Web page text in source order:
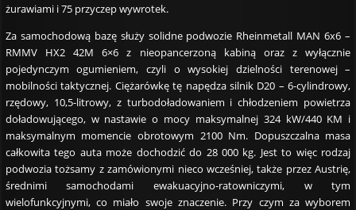
żurawiami i 75 przyczep wywrotek.
Za samochodową bazę służy solidne podwozie Rheinmetall MAN 6x6 –
RMMV HX2 42M 6×6 z nieopancerzoną kabiną oraz z wyłącznie
pojedynczym ogumieniem, czyli o wysokiej dzielności terenowej –
mobilności taktycznej. Ciężarówkę tę napędza silnik D20 – 6-cylindrowy,
rzędowy, 10,5-litrowy, z turbodoładowaniem i chłodzeniem powietrza
doładowującego, w nastawie o mocy maksymalnej 324 kW/440 KM i
maksymalnym momencie obrotowym 2100 Nm. Dopuszczalna masa
całkowita tego auta może dochodzić do 28 000 kg. Jest to więc rodzaj
podwozia tożsamy z zamówionymi nieco wcześniej, także przez Austrię,
średnimi samochodami ewakuacyjno-ratowniczymi, w tym
wielofunkcyjnymi, co miało swoje znaczenie. Przy czym za wyborem